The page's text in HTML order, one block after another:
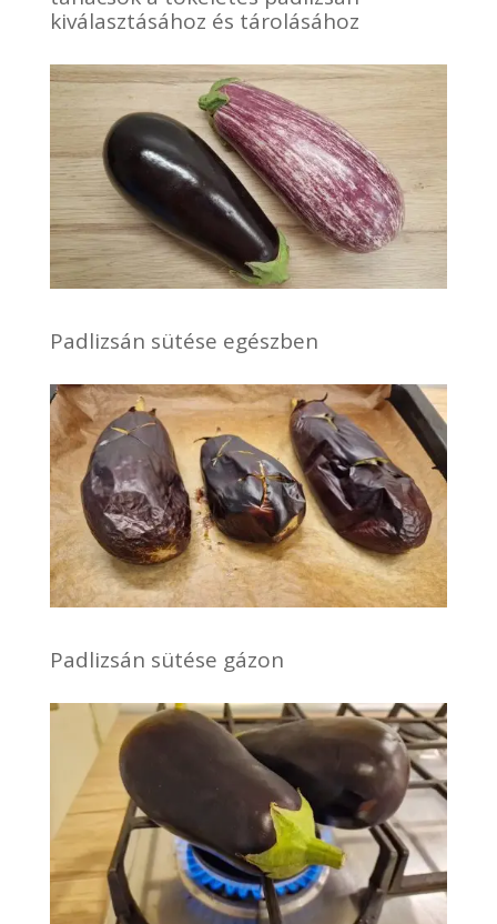
kiválasztásához és tárolásához
Padlizsán sütése egészben
Padlizsán sütése gázon